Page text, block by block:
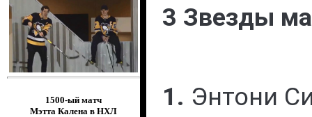
1500-ый матч
Мэтта Калена в НХЛ
3 Звезды
1. Энтони